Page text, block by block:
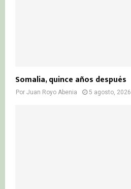
Somalia, quince años después
Por Juan Royo Abenia 5 agosto, 2026